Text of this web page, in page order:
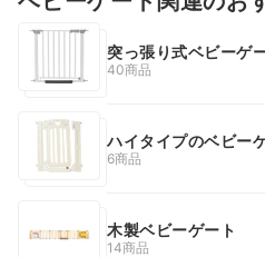
突っ張り式ベビーゲ
40商品
ハイタイプのベビー
6商品
木製ベビーゲート
14商品